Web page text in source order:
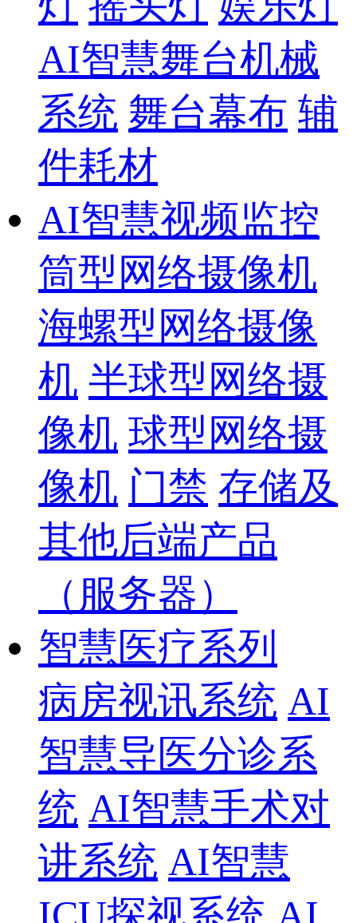
AI智慧舞台机械
系统 舞台幕布 辅
件耗材
AI智慧视频监控
筒型网络摄像机
海螺型网络摄像
机 半球型网络摄
像机 球型网络摄
像机 门禁 存储及
其他后端产品
（服务器）
智慧医疗系列
病房视讯系统 AI
智慧导医分诊系
统 AI智慧手术对
讲系统 AI智慧